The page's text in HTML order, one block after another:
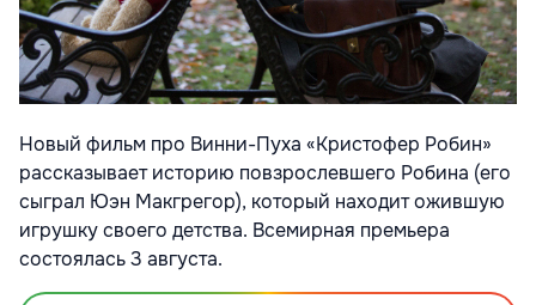
Новый фильм про Винни-Пуха «Кристофер Робин»
рассказывает историю повзрослевшего Робина (его
сыграл Юэн Макгрегор), который находит ожившую
игрушку своего детства. Всемирная премьера
состоялась 3 августа.